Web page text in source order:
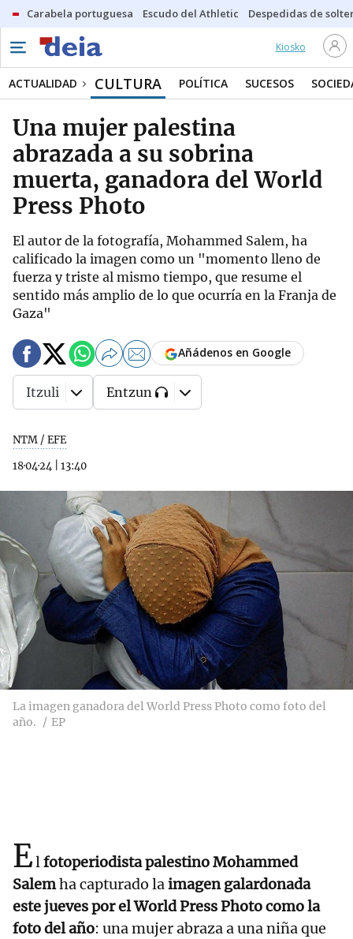
Carabela portuguesa Escudo del Athletic Despedidas de
Kiosko
ACTUALIDAD CULTURA POLÍTICA SUCESOS
Una mujer palestina
abrazada a su sobrina
muerta, ganadora del World
Press Photo
El autor de la fotografía, Mohammed Salem, ha
calificado la imagen como un "momento lleno de
fuerza y triste al mismo tiempo, que resume el
sentido más amplio de lo que ocurría en la Franja de
Gaza"
NTM / EFE
18·04·24
13:40
Añádenos en Google
Itzuli Entzun
La imagen ganadora del World Press Photo como foto del
año.
EP
Elfotoperiodista palestino Mohammed
Salemha capturado laimagen galardonada
este jueves por el World Press Photo como la
foto del año: una mujer abraza a una niña que